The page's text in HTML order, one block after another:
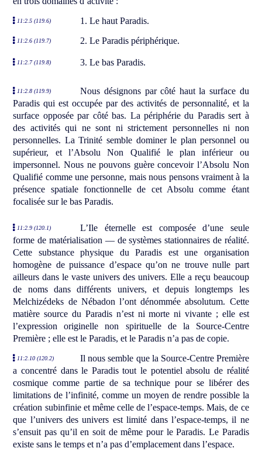
11:2.5 (119.6) 1. Le haut Paradis.
11:2.6 (119.7) 2. Le Paradis périphérique.
11:2.7 (119.8) 3. Le bas Paradis.
11:2.8 (119.9)
Nous désignons par côté haut la surface du
Paradis qui est occupée par des activités de personnalité, et la
surface opposée par côté bas. La périphérie du Paradis sert à
des activités qui ne sont ni strictement personnelles ni non
personnelles. La Trinité semble dominer le plan personnel ou
supérieur, et l’Absolu Non Qualifié le plan inférieur ou
impersonnel. Nous ne pouvons guère concevoir l’Absolu Non
Qualifié comme une personne, mais nous pensons vraiment à la
présence spatiale fonctionnelle de cet Absolu comme étant
focalisée sur le bas Paradis.
11:2.9 (120.1)
L’Ile éternelle est composée d’une seule
forme de matérialisation — de systèmes stationnaires de réalité.
Cette substance physique du Paradis est une organisation
homogène de puissance d’espace qu’on ne trouve nulle part
ailleurs dans le vaste univers des univers. Elle a reçu beaucoup
de noms dans différents univers, et depuis longtemps les
Melchizédeks de Nébadon l’ont dénommée absolutum. Cette
matière source du Paradis n’est ni morte ni vivante ; elle est
l’expression originelle non spirituelle de la Source-Centre
Première ; elle est le Paradis, et le Paradis n’a pas de copie.
11:2.10 (120.2)
Il nous semble que la Source-Centre Première
a concentré dans le Paradis tout le potentiel absolu de réalité
cosmique comme partie de sa technique pour se libérer des
limitations de l’infinité, comme un moyen de rendre possible la
création subinfinie et même celle de l’espace-temps. Mais, de ce
que l’univers des univers est limité dans l’espace-temps, il ne
s’ensuit pas qu’il en soit de même pour le Paradis. Le Paradis
existe sans le temps et n’a pas d’emplacement dans l’espace.